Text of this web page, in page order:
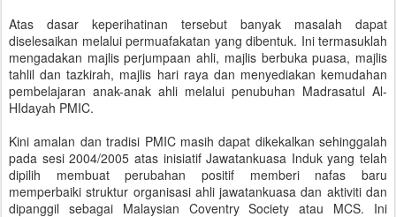
Atas dasar keperihatinan tersebut banyak masalah dapat
diselesaikan melalui permuafakatan yang dibentuk. Ini termasuklah
mengadakan majlis perjumpaan ahli, majlis berbuka puasa, majlis
tahlil dan tazkirah, majlis hari raya dan menyediakan kemudahan
pembelajaran anak-anak ahli melalui penubuhan Madrasatul Al-
HIdayah PMIC.
Kini amalan dan tradisi PMIC masih dapat dikekalkan sehinggalah
pada sesi 2004/2005 atas inisiatif Jawatankuasa Induk yang telah
dipilih membuat perubahan positif memberi nafas baru
memperbaiki struktur organisasi ahli jawatankuasa dan aktiviti dan
dipanggil sebagai Malaysian Coventry Society atau MCS. Ini